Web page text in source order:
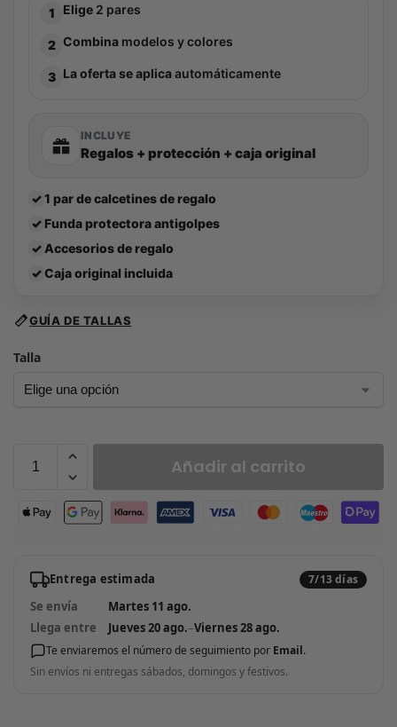
1 Elige 2 pares
2 Combina modelos y colores
3 La oferta se aplicaautomáticamente
INCLUYE
Regalos + protección + caja original
✓1 par de calcetines de regalo
✓ Funda protectora antigolpes
✓ Accesorios de regalo
✓Caja original incluida
GUÍA DE TALLAS
Talla
Añadir al carrito
Entrega estimada 7/13 días
Se envía
Martes 11 ago.
Llega entre
Jueves 20 ago.–Viernes 28 ago.
Te enviaremos el número de seguimiento por Email.
Sin envíos ni entregas sábados, domingos y festivos.